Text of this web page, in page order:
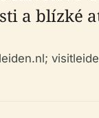
a blízké